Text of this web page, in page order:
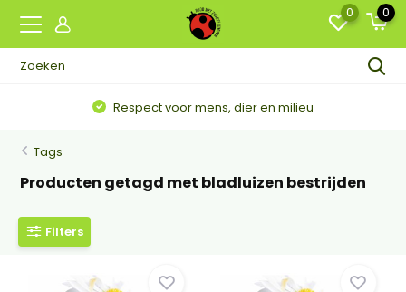
0 0
Respect voor mens, dier en milieu
Tags
Producten getagd met bladluizen bestrijden
Filters